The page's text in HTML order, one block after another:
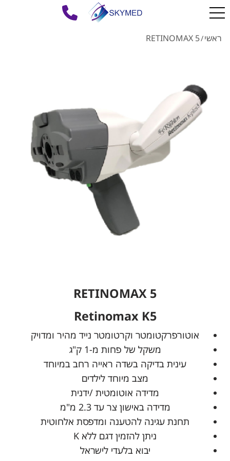
ראשי/
RETINOMAX 5
RETINOMAX 5
Retinomax K5
אוטורפרקטומטר וקרטומטר נייד מהיר ומדויק
משקל של פחות מ-1 ק"ג
עינית בדיקה בשדה ראייה רחב במיוחד
מצב מיוחד לילדים
מדידה אוטומטית /ידנית
מדידה באישון צר עד 2.3 מ"מ
תחנת עגינה להטענה ומדפסת אלחוטית
ניתן להזמין דגם ללא K
יבוא בלעדי לישראל